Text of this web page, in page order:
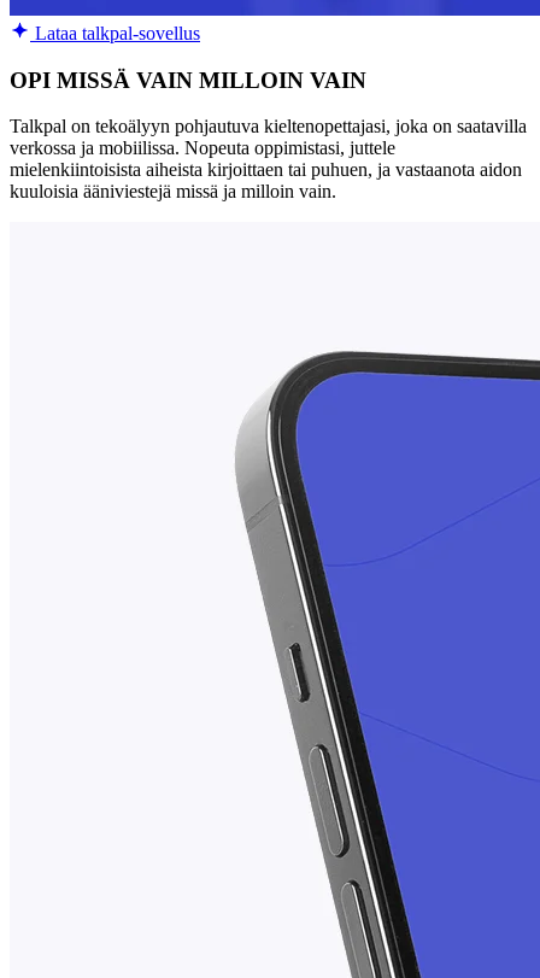
Lataa talkpal-sovellus
OPI MISSÄ VAIN MILLOIN VAIN
Talkpal on tekoälyyn pohjautuva kieltenopettajasi, joka on saatavilla
verkossa ja mobiilissa. Nopeuta oppimistasi, juttele
mielenkiintoisista aiheista kirjoittaen tai puhuen, ja vastaanota aidon
kuuloisia ääniviestejä missä ja milloin vain.